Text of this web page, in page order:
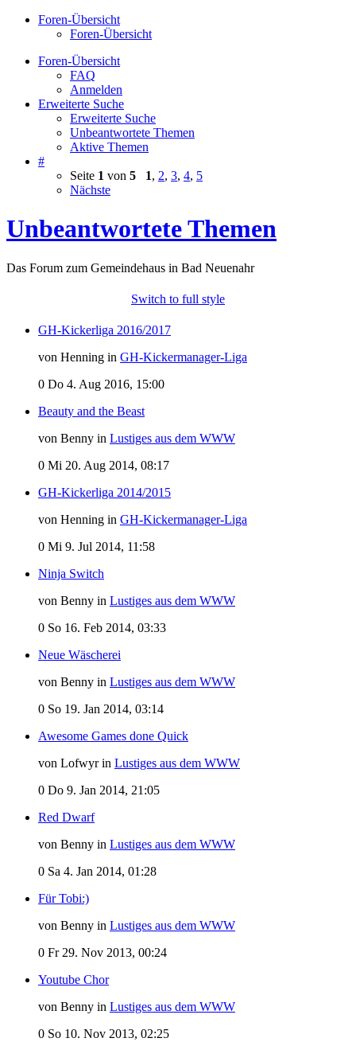
Foren-Übersicht
Foren-Übersicht
Foren-Übersicht
FAQ
Anmelden
Erweiterte Suche
Erweiterte Suche
Unbeantwortete Themen
Aktive Themen
#
Seite 1 von 5 1, 2, 3, 4, 5
Nächste
Unbeantwortete Themen
Das Forum zum Gemeindehaus in Bad Neuenahr
Switch to full style
GH-Kickerliga 2016/2017
von Henning in GH-Kickermanager-Liga
0 Do 4. Aug 2016, 15:00
Beauty and the Beast
von Benny in Lustiges aus dem WWW
0 Mi 20. Aug 2014, 08:17
GH-Kickerliga 2014/2015
von Henning in GH-Kickermanager-Liga
0 Mi 9. Jul 2014, 11:58
Ninja Switch
von Benny in Lustiges aus dem WWW
0 So 16. Feb 2014, 03:33
Neue Wäscherei
von Benny in Lustiges aus dem WWW
0 So 19. Jan 2014, 03:14
Awesome Games done Quick
von Lofwyr in Lustiges aus dem WWW
0 Do 9. Jan 2014, 21:05
Red Dwarf
von Benny in Lustiges aus dem WWW
0 Sa 4. Jan 2014, 01:28
Für Tobi:)
von Benny in Lustiges aus dem WWW
0 Fr 29. Nov 2013, 00:24
Youtube Chor
von Benny in Lustiges aus dem WWW
0 So 10. Nov 2013, 02:25